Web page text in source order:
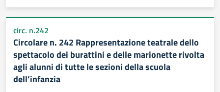
circ. n.242
Circolare n. 242 Rappresentazione teatrale dello
spettacolo dei burattini e delle marionette rivolta
agli alunni di tutte le sezioni della scuola
dell’infanzia